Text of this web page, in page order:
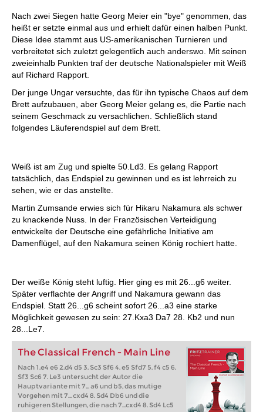
Nach zwei Siegen hatte Georg Meier ein "bye" genommen, das
heißt er setzte einmal aus und erhielt dafür einen halben Punkt.
Diese Idee stammt aus US-amerikanischen Turnieren und
verbreitetet sich zuletzt gelegentlich auch anderswo. Mit seinen
zweieinhalb Punkten traf der deutsche Nationalspieler mit Weiß
auf Richard Rapport.
Der junge Ungar versuchte, das für ihn typische Chaos auf dem
Brett aufzubauen, aber Georg Meier gelang es, die Partie nach
seinem Geschmack zu versachlichen. Schließlich stand
folgendes Läuferendspiel auf dem Brett.
Weiß ist am Zug und spielte 50.Ld3. Es gelang Rapport
tatsächlich, das Endspiel zu gewinnen und es ist lehrreich zu
sehen, wie er das anstellte.
Martin Zumsande erwies sich für Hikaru Nakamura als schwer
zu knackende Nuss. In der Französischen Verteidigung
entwickelte der Deutsche eine gefährliche Initiative am
Damenflügel, auf den Nakamura seinen König rochiert hatte.
Der weiße König steht luftig. Hier ging es mit 26...g6 weiter.
Später verflachte der Angriff und Nakamura gewann das
Endspiel. Statt 26...g6 scheint sofort 26...a3 eine starke
Möglichkeit gewesen zu sein: 27.Kxa3 Da7 28. Kb2 und nun
28...Le7.
The Classical French - Main Line
Nach 1.e4 e6 2.d4 d5 3. Sc3 Sf6 4. e5 Sfd7 5. f4 c5 6.
Sf3 Sc6 7. Le3 untersucht der Autor die
Hauptvariante mit 7... a6 und b5, das mutige
Vorgehen mit 7... cxd4 8. Sd4 Db6 und die
ruhigeren Stellungen, die nach 7...cxd4 8. Sd4 Lc5